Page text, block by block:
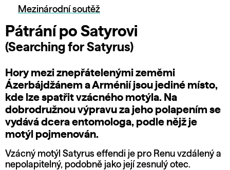
Mezinárodní soutěž
Pátrání po Satyrovi
(Searching for Satyrus)
Hory mezi znepřátelenými zeměmi
Ázerbájdžánem a Arménií jsou jediné místo,
kde lze spatřit vzácného motýla. Na
dobrodružnou výpravu za jeho polapením se
vydává dcera entomologa, podle nějž je
motýl pojmenován.
Vzácný motýl Satyrus effendi je pro Renu vzdálený a
nepolapitelný, podobně jako její zesnulý otec.